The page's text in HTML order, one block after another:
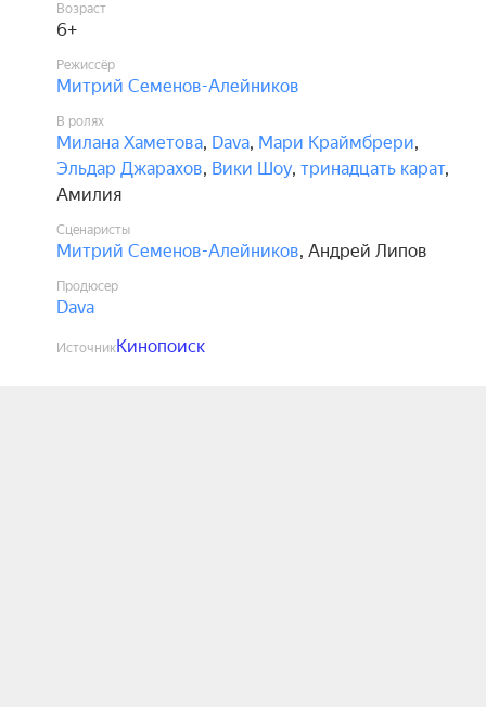
Возраст
6+
Режиссёр
Митрий Семенов-Алейников
В ролях
Милана Хаметова, Dava, Мари Краймбрери,
Эльдар Джарахов, Вики Шоу, тринадцать карат,
Амилия
Сценаристы
Митрий Семенов-Алейников, Андрей Липов
Продюсер
Dava
ИсточникКинопоиск